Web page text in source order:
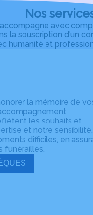
Nos
avec
la souscription d'un
humanité et
la mémoire de
les souhaits et
et notre sensibilité,
difficiles, en
funérailles.
OBSÈQUES